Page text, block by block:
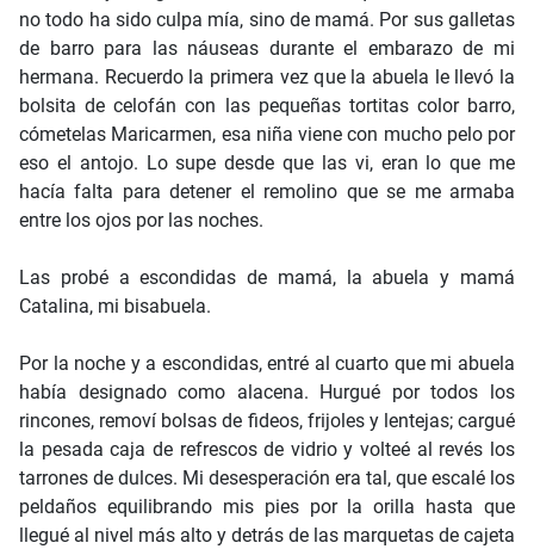
no todo ha sido culpa mía, sino de mamá. Por sus galletas
de barro para las náuseas durante el embarazo de mi
hermana. Recuerdo la primera vez que la abuela le llevó la
bolsita de celofán con las pequeñas tortitas color barro,
cómetelas Maricarmen, esa niña viene con mucho pelo por
eso el antojo. Lo supe desde que las vi, eran lo que me
hacía falta para detener el remolino que se me armaba
entre los ojos por las noches.
Las probé a escondidas de mamá, la abuela y mamá
Catalina, mi bisabuela.
Por la noche y a escondidas, entré al cuarto que mi abuela
había designado como alacena. Hurgué por todos los
rincones, removí bolsas de fideos, frijoles y lentejas; cargué
la pesada caja de refrescos de vidrio y volteé al revés los
tarrones de dulces. Mi desesperación era tal, que escalé los
peldaños equilibrando mis pies por la orilla hasta que
llegué al nivel más alto y detrás de las marquetas de cajeta